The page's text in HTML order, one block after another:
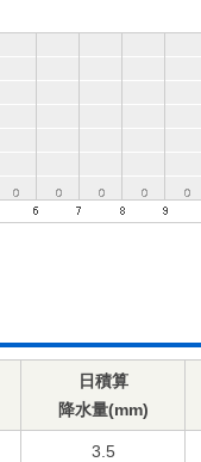
日積算
降水量(mm)
3.5